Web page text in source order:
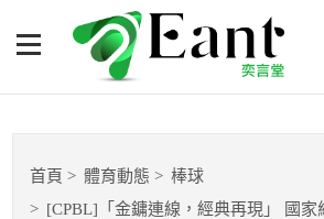
[CPBL]「金鏞連
現」 國家級經典
籃球
首頁 體育動態
棒球
[CPBL]「金鏞連線，經典再現」 國家